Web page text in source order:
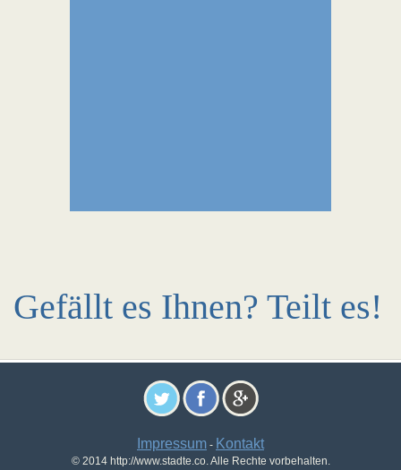
Gefällt es Ihnen? Teilt es!
Impressum - Kontakt
© 2014 http://www.stadte.co. Alle Rechte vorbehalten.